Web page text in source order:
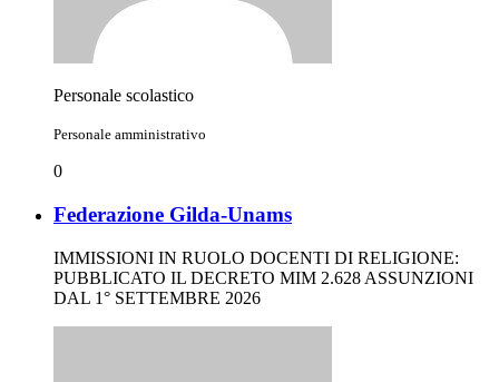
Personale scolastico
Personale amministrativo
0
Federazione Gilda-Unams
IMMISSIONI IN RUOLO DOCENTI DI RELIGIONE:
PUBBLICATO IL DECRETO MIM 2.628 ASSUNZIONI
DAL 1° SETTEMBRE 2026